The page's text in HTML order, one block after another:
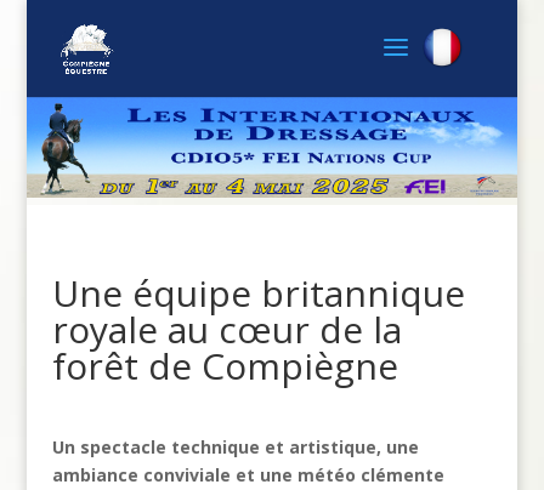
Une équipe britannique
royale au cœur de la
forêt de Compiègne
Un spectacle technique et artistique, une
ambiance conviviale et une météo clémente